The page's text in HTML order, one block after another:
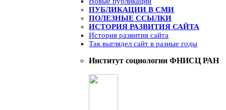
ПУБЛИКАЦИИ В СМИ
ПОЛЕЗНЫЕ ССЫЛКИ
ИСТОРИЯ РАЗВИТИЯ САЙТА
История развития сайта
Так выглядел сайт в разные годы
Институт социологии ФНИСЦ РАН